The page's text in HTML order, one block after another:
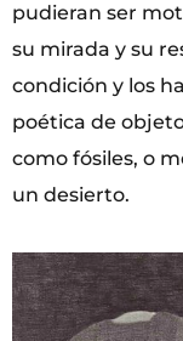
pudieran ser
su mirada y su
condición y los
poética de
como fósiles, o
un desierto.